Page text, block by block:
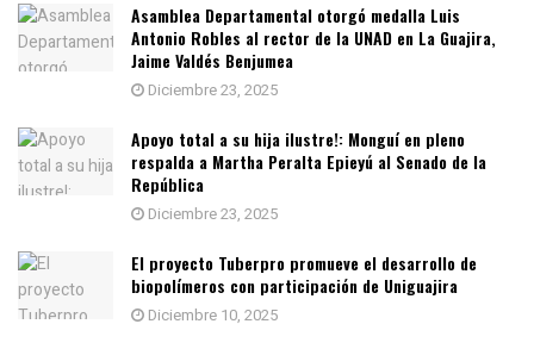
Asamblea Departamental otorgó medalla Luis
Antonio Robles al rector de la UNAD en La Guajira,
Jaime Valdés Benjumea
Diciembre 23, 2025
Apoyo total a su hija ilustre!: Monguí en pleno
respalda a Martha Peralta Epieyú al Senado de la
República
Diciembre 23, 2025
El proyecto Tuberpro promueve el desarrollo de
biopolímeros con participación de Uniguajira
Diciembre 10, 2025